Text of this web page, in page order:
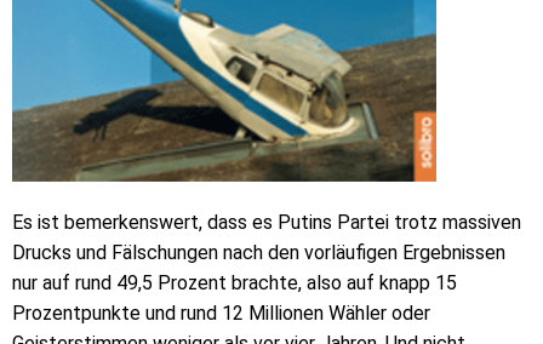
Es ist bemerkenswert, dass es Putins Partei trotz massiven
Drucks und Fälschungen nach den vorläufigen Ergebnissen
nur auf rund 49,5 Prozent brachte, also auf knapp 15
Prozentpunkte und rund 12 Millionen Wähler oder